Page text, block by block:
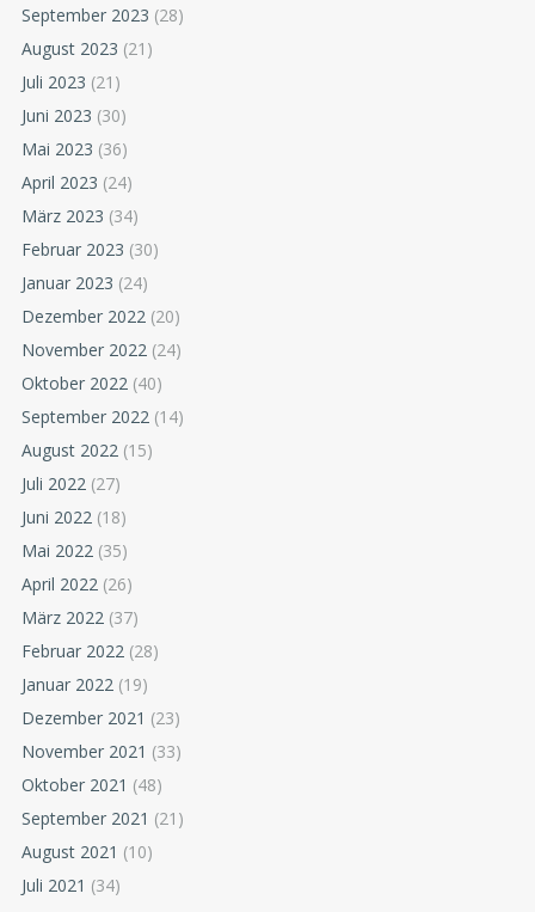
September 2023 (28)
August 2023 (21)
Juli 2023 (21)
Juni 2023 (30)
Mai 2023 (36)
April 2023 (24)
März 2023 (34)
Februar 2023 (30)
Januar 2023 (24)
Dezember 2022 (20)
November 2022 (24)
Oktober 2022 (40)
September 2022 (14)
August 2022 (15)
Juli 2022 (27)
Juni 2022 (18)
Mai 2022 (35)
April 2022 (26)
März 2022 (37)
Februar 2022 (28)
Januar 2022 (19)
Dezember 2021 (23)
November 2021 (33)
Oktober 2021 (48)
September 2021 (21)
August 2021 (10)
Juli 2021 (34)